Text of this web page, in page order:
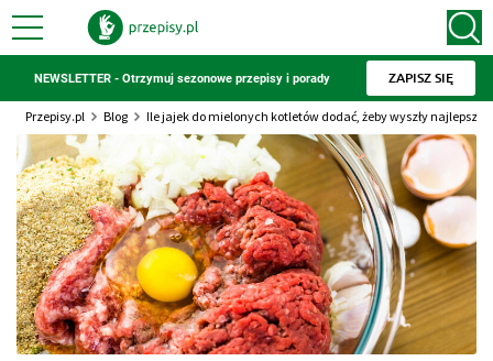
NEWSLETTER - Otrzymuj sezonowe przepisy i porady ZAPISZ SIĘ
Przepisy.pl Blog Ile jajek do mielonych kotletów dodać, żeby wyszły najlepsze?